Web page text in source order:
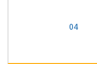
04